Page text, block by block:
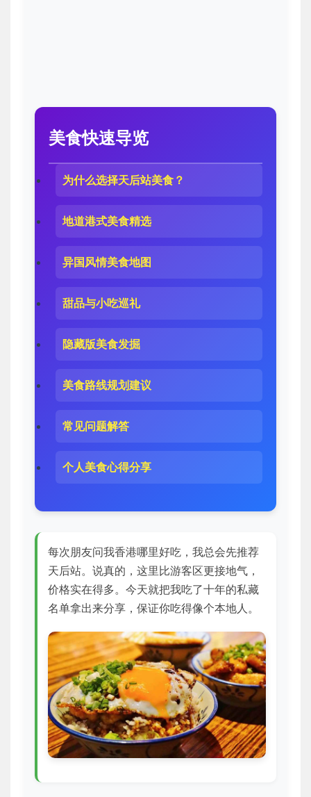
美食快速导览
为什么选择天后站美食？
地道港式美食精选
异国风情美食地图
甜品与小吃巡礼
隐藏版美食发掘
美食路线规划建议
常见问题解答
个人美食心得分享
每次朋友问我香港哪里好吃，我总会先推荐
天后站。说真的，这里比游客区更接地气，
价格实在得多。今天就把我吃了十年的私藏
名单拿出来分享，保证你吃得像个本地人。